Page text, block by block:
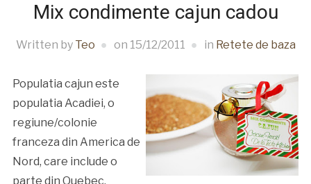
Mix condimente cajun cadou
Written by Teo on 15/12/2011 in Retete de baza
Populatia cajun este
populatia Acadiei, o
regiune/colonie
franceza din America de
Nord, care include o
parte din Quebec,